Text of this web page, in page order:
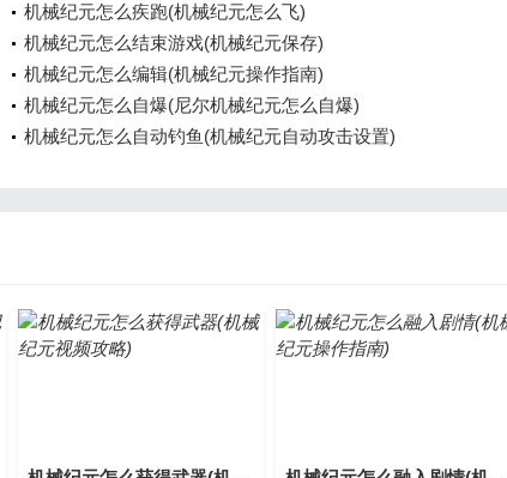
机械纪元怎么疾跑(机械纪元怎么飞)
机械纪元怎么结束游戏(机械纪元保存)
机械纪元怎么编辑(机械纪元操作指南)
机械纪元怎么自爆(尼尔机械纪元怎么自爆)
机械纪元怎么自动钓鱼(机械纪元自动攻击设置)